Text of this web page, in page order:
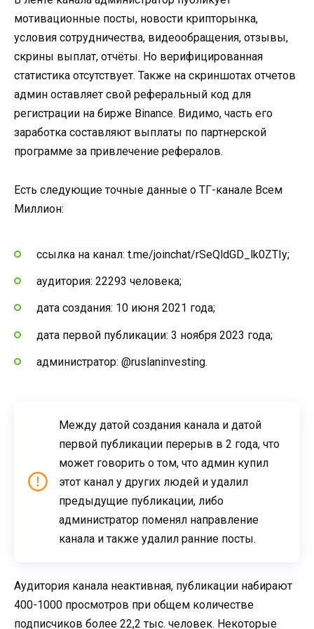
мотивационные посты, новости крипторынка,
условия сотрудничества, видеообращения, отзывы,
скрины выплат, отчёты. Но верифицированная
статистика отсутствует. Также на скриншотах отчетов
админ оставляет свой реферальный код для
регистрации на бирже Binance. Видимо, часть его
заработка составляют выплаты по партнерской
программе за привлечение рефералов.
Есть следующие точные данные о ТГ-канале Всем
Миллион:
ссылка на канал: t.me/joinchat/rSeQldGD_lk0ZTIy;
аудитория: 22293 человека;
дата создания: 10 июня 2021 года;
дата первой публикации: 3 ноября 2023 года;
администратор: @ruslaninvesting.
Между датой создания канала и датой
первой публикации перерыв в 2 года, что
может говорить о том, что админ купил
этот канал у других людей и удалил
предыдущие публикации, либо
администратор поменял направление
канала и также удалил ранние посты.
Аудитория канала неактивная, публикации набирают
400-1000 просмотров при общем количестве
подписчиков более 22,2 тыс. человек. Некоторые